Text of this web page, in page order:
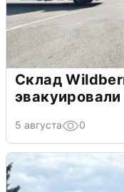
Склад
5 августа 0